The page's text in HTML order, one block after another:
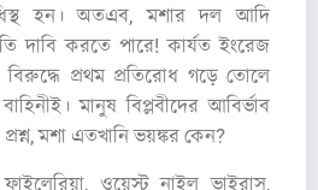
হন। অতএব, মশার দল আদি
দাবি করতে পারে! কার্যত ইংরেজ
প্রথম প্রতিরোধ গড়ে তোলে
মানুষ বিপ্লবীদের আবির্ভাব
মশা এতখানি ভয়ঙ্কর কেন?
ওয়েস্ট নাইল ভাইরাস,